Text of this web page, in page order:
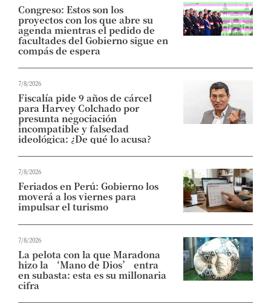
Congreso: Estos son los
proyectos con los que abre su
agenda mientras el pedido de
facultades del Gobierno sigue en
compás de espera
7/8/2026
Fiscalía pide 9 años de cárcel
para Harvey Colchado por
presunta negociación
incompatible y falsedad
ideológica: ¿De qué lo acusa?
7/8/2026
Feriados en Perú: Gobierno los
moverá a los viernes para
impulsar el turismo
7/8/2026
La pelota con la que Maradona
hizo la ‘Mano de Dios’ entra
en subasta: esta es su millonaria
cifra